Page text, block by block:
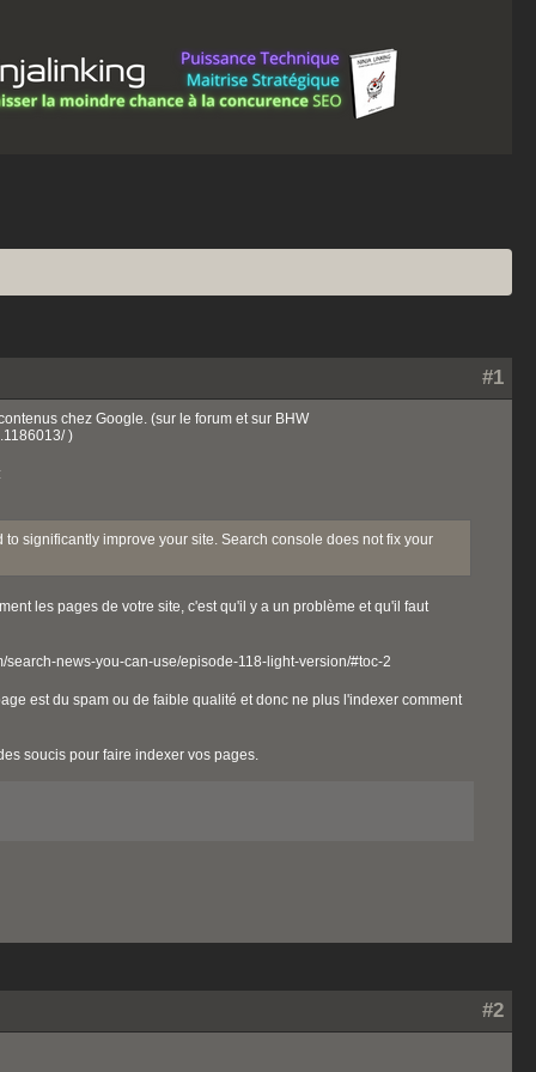
#1
chez Google. (sur le forum et sur BHW
)
significantly improve your site. Search console does not fix your
les pages de votre site, c'est qu'il y a un problème et qu'il faut
news-you-can-use/episode-118-light-version/#toc-2
est du spam ou de faible qualité et donc ne plus l'indexer comment
soucis pour faire indexer vos pages.
#2